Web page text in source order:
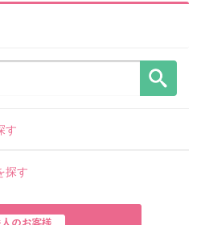
す
探す